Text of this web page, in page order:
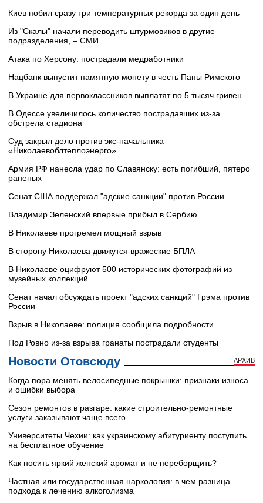
Киев побил сразу три температурных рекорда за один день
Из "Скалы" начали переводить штурмовиков в другие
подразделения, – СМИ
Атака по Херсону: пострадали медработники
Нацбанк выпустит памятную монету в честь Папы Римского
В Украине для первоклассников выплатят по 5 тысяч гривен
В Одессе увеличилось количество пострадавших из-за
обстрела стадиона
Суд закрыл дело против экс-начальника
«Николаевоблтеплоэнерго»
Армия РФ нанесла удар по Славянску: есть погибший, пятеро
раненых
Сенат США поддержал "адские санкции" против России
Владимир Зеленский впервые прибыл в Сербию
В Николаеве прогремел мощный взрыв
В сторону Николаева движутся вражеские БПЛА
В Николаеве оцифруют 500 исторических фотографий из
музейных коллекций
Сенат начал обсуждать проект "адских санкций" Грэма против
России
Взрыв в Николаеве: полиция сообщила подробности
Под Ровно из-за взрыва гранаты пострадали студенты
Новости Отовсюду АРХИВ
Когда пора менять велосипедные покрышки: признаки износа
и ошибки выбора
Сезон ремонтов в разгаре: какие строительно-ремонтные
услуги заказывают чаще всего
Университеты Чехии: как украинскому абитуриенту поступить
на бесплатное обучение
Как носить яркий женский аромат и не переборщить?
Частная или государственная наркология: в чем разница
подхода к лечению алкоголизма